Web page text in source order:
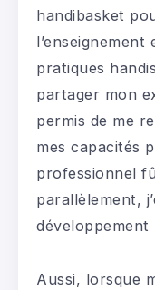
handibasket
pratiques
partager mon
permis de me
mes capacités
professionnel
parallèlement,
Aussi, lorsque